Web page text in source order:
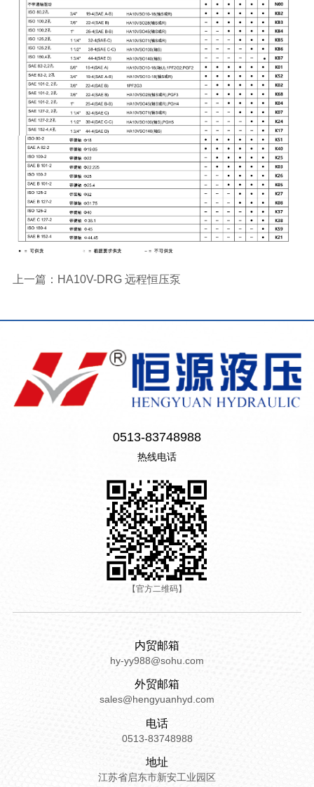
上一篇： HA10V-DRG 远程恒压泵
0513-83748988
热线电话
【官方二维码】
内贸邮箱
hy-yy988@sohu.com
外贸邮箱
sales@hengyuanhyd.com
电话
0513-83748988
地址
江苏省启东市新安工业园区